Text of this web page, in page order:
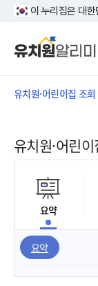
이 누리집은 대
유치원·어린이집 조회
유치원·어린
요약
요약